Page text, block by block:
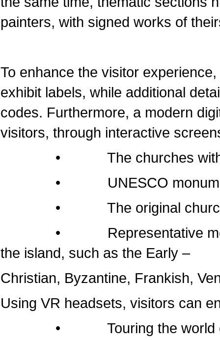
painters, with signed works of
To enhance the visitor
exhibit labels, while additional
codes. Furthermore, a modern
visitors, through interactive
• The churches within
• UNESCO
• The original churches
• Representative
the island, such as the Early –
Christian, Byzantine, Frankish,
Using VR headsets, visitors can
• Touring the world of